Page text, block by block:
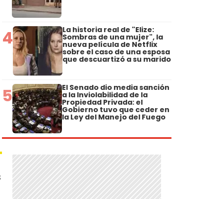
4 La historia real de "Elize:
Sombras de una mujer", la
nueva película de Netflix
sobre el caso de una esposa
que descuartizó a su marido
5 El Senado dio media sanción
a la Inviolabilidad de la
Propiedad Privada: el
Gobierno tuvo que ceder en
la Ley del Manejo del Fuego